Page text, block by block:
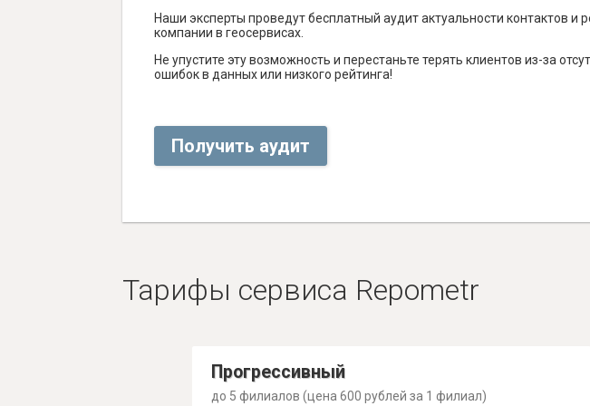
Наши эксперты проведут бесплатный аудит актуальности контактов и
компании в геосервисах.
Не упустите эту возможность и перестаньте терять клиентов из-за
ошибок в данных или низкого рейтинга!
Получить аудит
Тарифы сервиса Repometr
Прогрессивный
до 5 филиалов (цена 600 рублей за 1 филиал)